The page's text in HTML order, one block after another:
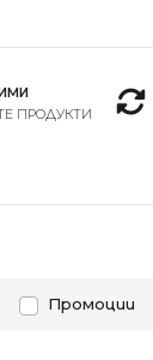
ПРОДУКТИ
Промоции